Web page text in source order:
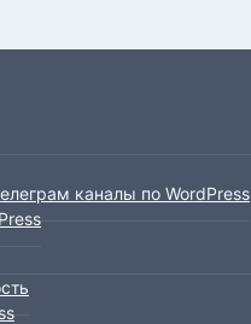
каналы по WordPress